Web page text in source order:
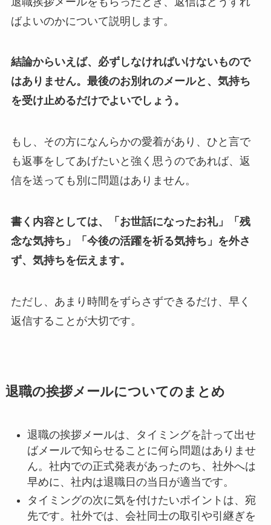
ばよいのかについて説明します。
結論からいえば、必ずしなければいけないもので
はありません。最後のお別れのメールと、気持ち
を受け止めるだけでよいでしょう。
もし、その方になんらかの愛着があり、ひと言で
も返事をしてあげたいと強く思うのであれば、返
信を送っても別に問題はありません。
書く内容としては、「お世話になったお礼」「残
念な気持ち」「今後の活躍を祈る気持ち」を外さ
ず、気持ちを伝えます。
ただし、あまり時間をずらさずできるだけ、早く
返信することが大切です。
退職の挨拶メールについてのまとめ
退職の挨拶メールは、タイミングを計って出せ
ばメールで知らせることに何ら問題はありませ
ん。社内での正式発表があったのち、社外へは
早めに、社内は退職日の当日が適当です。
タイミングの次に気を付けたいポイントは、宛
先です。社外では、会社同士の取引や引継ぎを